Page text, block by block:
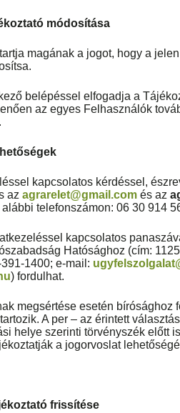
módosítása
magának a jogot, hogy a
belépéssel elfogadja a
az egyes Felhasználók
kapcsolatos kérdéssel,
az agrarelet@gmail.com és az
telefonszámon: 06 30 914
kapcsolatos
Hatósághoz (cím:
1400; e-mail:
) fordulhat.
megsértése esetén bírósághoz
A per – az érintett
helye szerinti törvényszék előtt
a jogorvoslat
frissítése